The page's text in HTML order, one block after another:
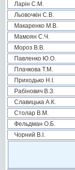
Ларін С.М.
Льовочкін С.В.
Макаренко М.В.
Мамоян С.Ч.
Мороз В.В.
Павленко Ю.О.
Плачкова Т.М.
Приходько Н.І.
Рабінович В.З.
Славицька А.К.
Столар В.М.
Фельдман О.Б.
Чорний В.І.